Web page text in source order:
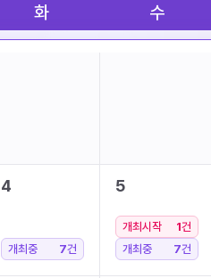
화 수
4
개최중 7건
5
개최시작 1건
개최중
7건